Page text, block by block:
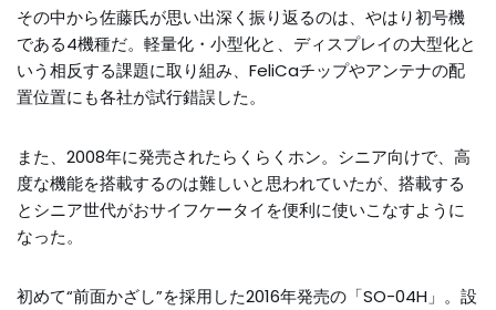
その中から佐藤氏が思い出深く振り返るのは、やはり初号機
である4機種だ。軽量化・小型化と、ディスプレイの大型化と
いう相反する課題に取り組み、FeliCaチップやアンテナの配
置位置にも各社が試行錯誤した。
また、2008年に発売されたらくらくホン。シニア向けで、高
度な機能を搭載するのは難しいと思われていたが、搭載する
とシニア世代がおサイフケータイを便利に使いこなすように
なった。
初めて“前面かざし”を採用した2016年発売の「SO-04H」。設